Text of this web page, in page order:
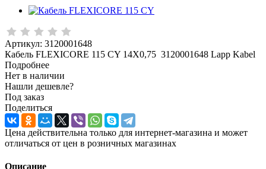
Артикул: 3120001648
Кабель FLEXICORE 115 CY 14X0,75 3120001648 Lapp Kabel
Подробнее
Нет в наличии
Нашли дешевле?
Под заказ
Поделиться
Цена действительна только для интернет-магазина и может
отличаться от цен в розничных магазинах
Описание